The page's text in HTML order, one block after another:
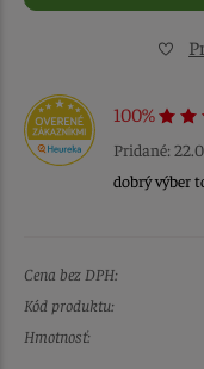
100%
Pridané:
dobrý výber
Cena bez DPH:
Kód produktu:
Hmotnosť: